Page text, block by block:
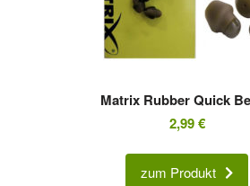
Matrix Rubber Quick
2,99€
zum Produkt